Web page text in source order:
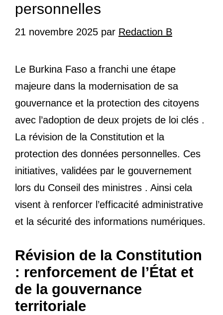
personnelles
21 novembre 2025 par Redaction B
Le Burkina Faso a franchi une étape
majeure dans la modernisation de sa
gouvernance et la protection des citoyens
avec l’adoption de deux projets de loi clés .
La révision de la Constitution et la
protection des données personnelles. Ces
initiatives, validées par le gouvernement
lors du Conseil des ministres . Ainsi cela
visent à renforcer l’efficacité administrative
et la sécurité des informations numériques.
Révision de la Constitution
: renforcement de l’État et
de la gouvernance
territoriale